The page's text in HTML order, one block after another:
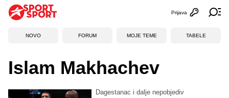
Otvori
Prijava
NOVO FORUM MOJE TEME TABELE
Islam Makhachev
Dagestanac i dalje nepobjediv